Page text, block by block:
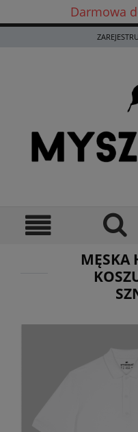
Darmowa
Darmowa
MĘSKA